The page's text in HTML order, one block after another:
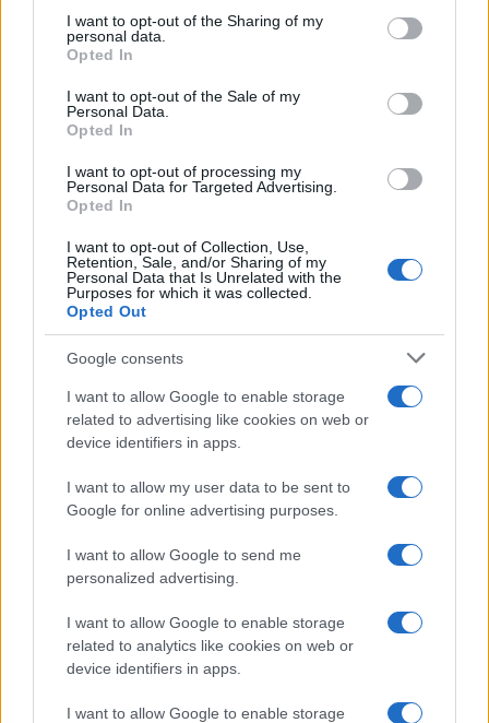
not limited to your visit or usage behaviour. You may click to
grant or deny consent to Google and its third-party tags to
use your data for below specified purposes in below Google
consent section.
I want to opt-out of the Sharing of my
personal data.
Opted In
I want to opt-out of the Sale of my
Personal Data.
Opted In
I want to opt-out of processing my
Personal Data for Targeted Advertising.
Opted In
I want to opt-out of Collection, Use,
Retention, Sale, and/or Sharing of my
Personal Data that Is Unrelated with the
Purposes for which it was collected.
Opted Out
Google consents
I want to allow Google to enable storage
related to advertising like cookies on web or
device identifiers in apps.
I want to allow my user data to be sent to
Google for online advertising purposes.
I want to allow Google to send me
personalized advertising.
I want to allow Google to enable storage
related to analytics like cookies on web or
device identifiers in apps.
I want to allow Google to enable storage
Ricevi le nostre ultime news
F
a
ce
b
o
o
k
T
w
it
te
r
Pi
n
te
re
st
W
h
at
s
A
p
p
S
h
a
re
Articolo precedente
NOTIZIE RECENTI
Maddalena, incendio a Monti d’à rena
Le previsioni meteo per il weekend a Olbia e in
Gallura
Michelle Hunziker in Gallura, bella anche dal
vivo: un amico vip svela come fa